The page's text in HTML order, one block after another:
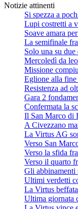
Notizie attinenti
Si spezza a
Lupi costretti a
Soave amara
La semifinale
Solo una su due
Mercoledì da
Missione
Eglione alla
Resistenza ad
Gara 2
Confermata la
Il San Marco di
A Civezzano
La Virtus AG
Verso San
Verso la sfida
Verso il quarto
Gli abbinamenti
Ultimi verdetti
La Virtus
Ultima giornata